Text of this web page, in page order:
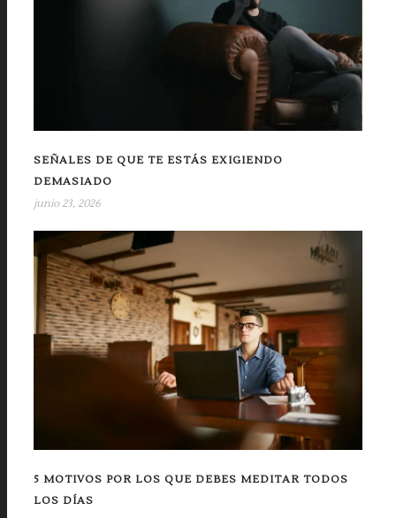
SEÑALES DE QUE TE ESTÁS EXIGIENDO
DEMASIADO
junio 23, 2026
5 MOTIVOS POR LOS QUE DEBES MEDITAR TODOS
LOS DÍAS